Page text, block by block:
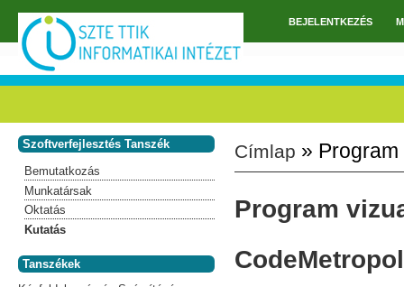
Ugrás a tartalomra
FőmenüBEJELENTKEZÉS
Jelenlegi hely
Címlap »
Program
Szoftverfejlesztés Tanszék
Bemutatkozás
Munkatársak
Oktatás
Kutatás
Tanszékek